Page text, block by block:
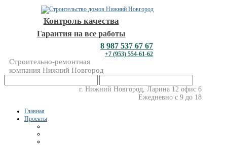
Контроль качества
Гарантия на все работы
8 987 537 67 67
+7 (953) 554-61-62
Строительно-ремонтная
компания Нижний Новгород
г. Нижний Новгород, Ларина 12 офис 6
Ежедневно с 9 до 18
Главная
Проекты